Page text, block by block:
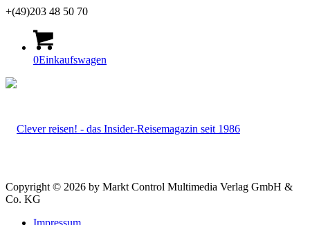
+(49)203 48 50 70
0Einkaufswagen
Copyright © 2026 by Markt Control Multimedia Verlag GmbH &
Co. KG
Impressum